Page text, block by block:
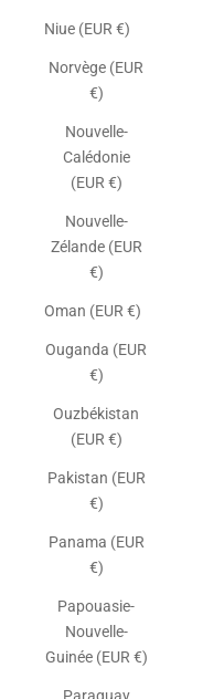
Niue (EUR €)
Norvège (EUR
€)
Nouvelle-
Calédonie
(EUR €)
Nouvelle-
Zélande (EUR
€)
Oman (EUR €)
Ouganda (EUR
€)
Ouzbékistan
(EUR €)
Pakistan (EUR
€)
Panama (EUR
€)
Papouasie-
Nouvelle-
Guinée (EUR €)